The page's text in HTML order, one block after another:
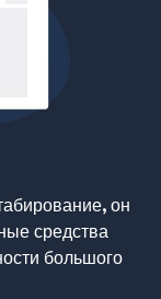
он
средства
большого